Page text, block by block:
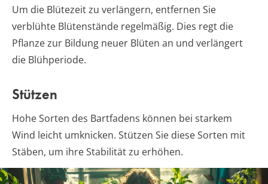
Um die Blütezeit zu verlängern, entfernen Sie
verblühte Blütenstände regelmäßig. Dies regt die
Pflanze zur Bildung neuer Blüten an und verlängert
die Blühperiode.
Stützen
Hohe Sorten des Bartfadens können bei starkem
Wind leicht umknicken. Stützen Sie diese Sorten mit
Stäben, um ihre Stabilität zu erhöhen.